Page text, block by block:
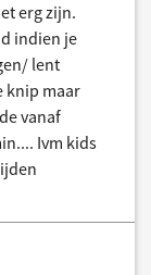
erg zijn.
indien je
lent
knip maar
vanaf
Ivm kids